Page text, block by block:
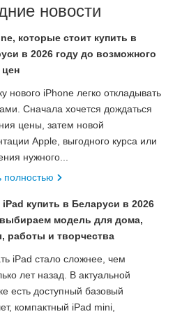
новости
которые стоит купить в
в 2026 году до возможного
цен
нового iPhone легко откладывать
Сначала хочется дождаться
цены, затем новой
Apple, выгодного курса или
нужного...
полностью
iPad купить в Беларуси в 2026
модель для дома,
работы и творчества
iPad стало сложнее, чем
лет назад. В актуальной
есть доступный базовый
компактный iPad mini,